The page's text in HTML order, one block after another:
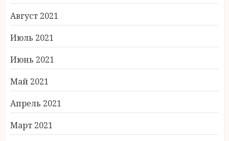
Август 2021
Июль 2021
Июнь 2021
Май 2021
Апрель 2021
Март 2021